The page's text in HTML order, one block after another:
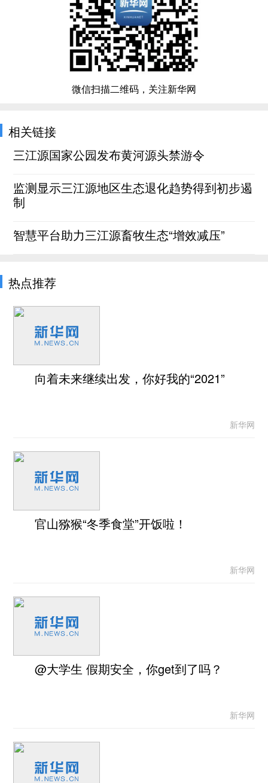
微信扫描二维码，关注新华网
相关链接
三江源国家公园发布黄河源头禁游令
监测显示三江源地区生态退化趋势得到初步遏
制
智慧平台助力三江源畜牧生态“增效减压”
热点推荐
向着未来继续出发，你好我的“2021”
新华网
官山猕猴“冬季食堂”开饭啦！
新华网
@大学生 假期安全，你get到了吗？
新华网